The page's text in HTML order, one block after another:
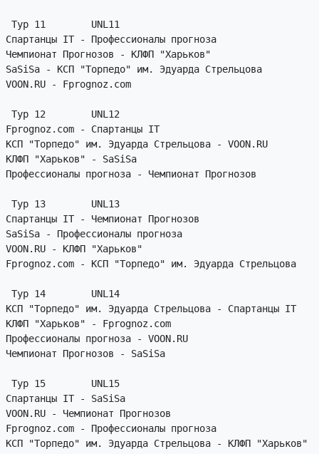
Тур 11        UNL11
Спартанцы IT - Профессионалы прогноза
Чемпионат Прогнозов - КЛФП "Харьков"
SaSiSa - КСП "Торпедо" им. Эдуарда Стрельцова
VOON.RU - Fprognoz.com
Тур 12        UNL12
Fprognoz.com - Спартанцы IT
КСП "Торпедо" им. Эдуарда Стрельцова - VOON.RU
КЛФП "Харьков" - SaSiSa
Профессионалы прогноза - Чемпионат Прогнозов
Тур 13        UNL13
Спартанцы IT - Чемпионат Прогнозов
SaSiSa - Профессионалы прогноза
VOON.RU - КЛФП "Харьков"
Fprognoz.com - КСП "Торпедо" им. Эдуарда Стрельцова
Тур 14        UNL14
КСП "Торпедо" им. Эдуарда Стрельцова - Спартанцы IT
КЛФП "Харьков" - Fprognoz.com
Профессионалы прогноза - VOON.RU
Чемпионат Прогнозов - SaSiSa
Тур 15        UNL15
Спартанцы IT - SaSiSa
VOON.RU - Чемпионат Прогнозов
Fprognoz.com - Профессионалы прогноза
КСП "Торпедо" им. Эдуарда Стрельцова - КЛФП "Харьков"